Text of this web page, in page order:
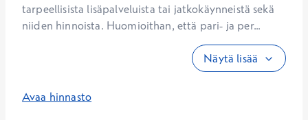
tarpeellisista lisäpalveluista tai jatkokäynneistä sekä
niiden hinnoista. Huomioithan, että pari- ja per...
Näytä lisää
Avaa hinnasto